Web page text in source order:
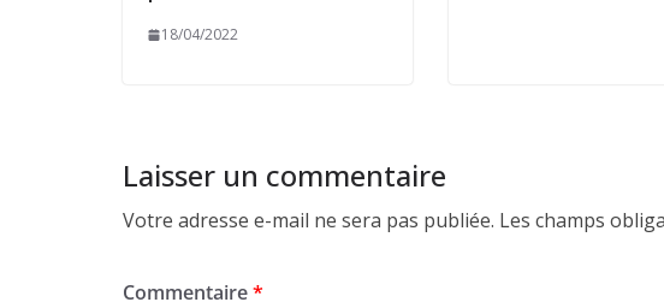
18/04/2022
Laisser un commentaire
Votre adresse e-mail ne sera pas publiée. Les champs
Commentaire*